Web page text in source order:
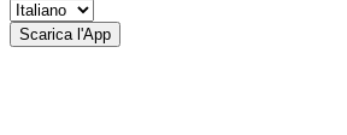
Scarica l'App